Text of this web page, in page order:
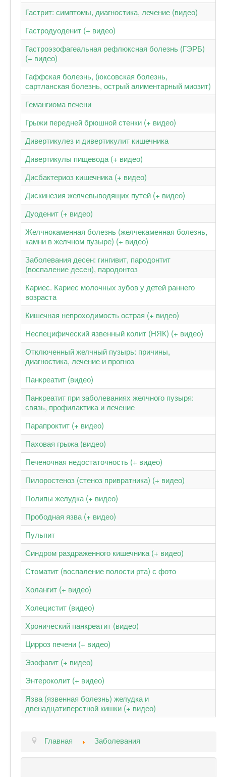
Гастрит: симптомы, диагностика, лечение (видео)
Гастродуоденит (+ видео)
Гастроэзофагеальная рефлюксная болезнь (ГЭРБ)
(+ видео)
Гаффская болезнь, (юксовская болезнь,
сартланская болезнь, острый алиментарный миозит)
Гемангиома печени
Грыжи передней брюшной стенки (+ видео)
Дивертикулез и дивертикулит кишечника
Дивертикулы пищевода (+ видео)
Дисбактериоз кишечника (+ видео)
Дискинезия желчевыводящих путей (+ видео)
Дуоденит (+ видео)
Желчнокаменная болезнь (желчекаменная болезнь,
камни в желчном пузыре) (+ видео)
Заболевания десен: гингивит, пародонтит
(воспаление десен), пародонтоз
Кариес. Кариес молочных зубов у детей раннего
возраста
Кишечная непроходимость острая (+ видео)
Неспецифический язвенный колит (НЯК) (+ видео)
Отключенный желчный пузырь: причины,
диагностика, лечение и прогноз
Панкреатит (видео)
Панкреатит при заболеваниях желчного пузыря:
связь, профилактика и лечение
Парапроктит (+ видео)
Паховая грыжа (видео)
Печеночная недостаточность (+ видео)
Пилоростеноз (стеноз привратника) (+ видео)
Полипы желудка (+ видео)
Прободная язва (+ видео)
Пульпит
Синдром раздраженного кишечника (+ видео)
Стоматит (воспаление полости рта) с фото
Холангит (+ видео)
Холецистит (видео)
Хронический панкреатит (видео)
Цирроз печени (+ видео)
Эзофагит (+ видео)
Энтероколит (+ видео)
Язва (язвенная болезнь) желудка и
двенадцатиперстной кишки (+ видео)
Главная Заболевания